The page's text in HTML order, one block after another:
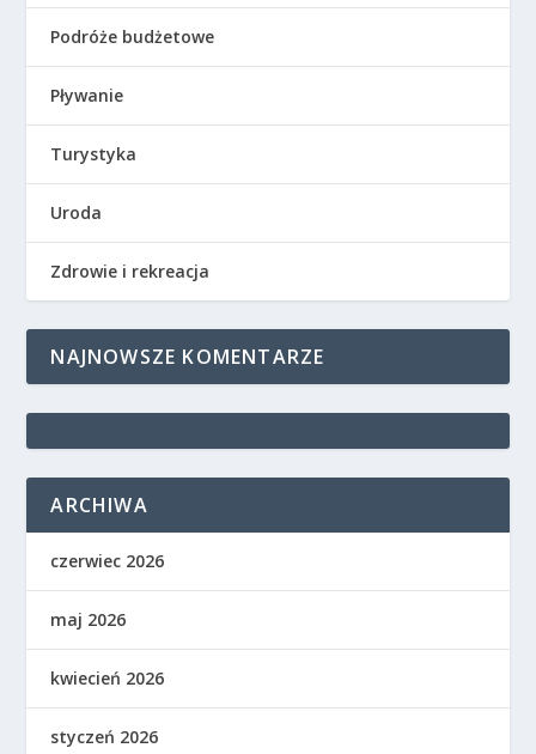
Podróże budżetowe
Pływanie
Turystyka
Uroda
Zdrowie i rekreacja
NAJNOWSZE KOMENTARZE
ARCHIWA
czerwiec 2026
maj 2026
kwiecień 2026
styczeń 2026